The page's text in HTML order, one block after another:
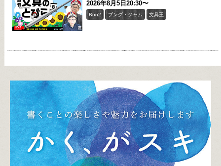
2026年8月5日20:30〜
Bun2 ブング・ジャム 文具王